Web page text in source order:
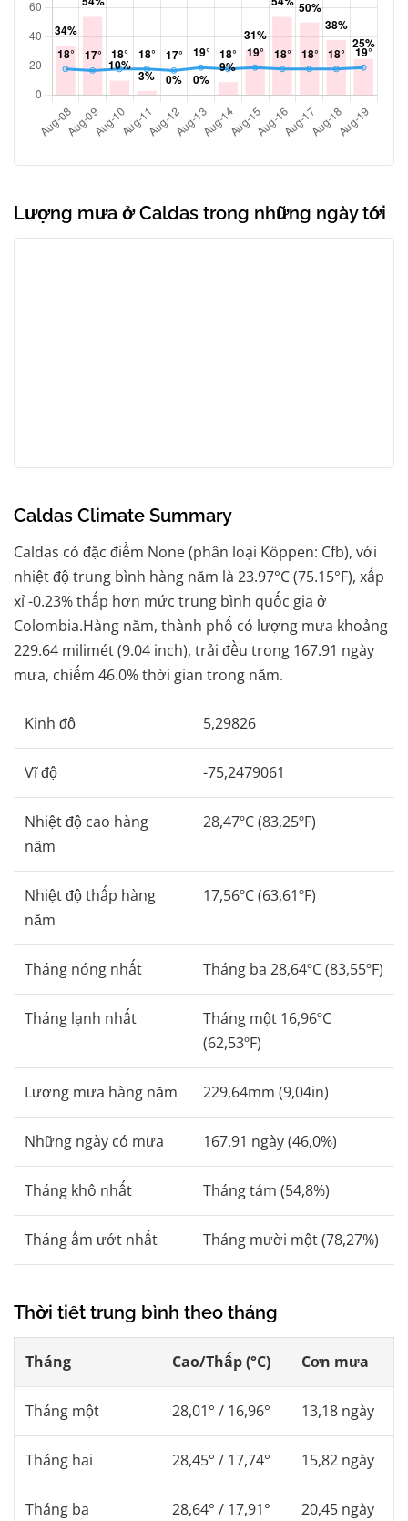
Lượng mưa ở Caldas trong những ngày tới
Caldas Climate Summary
Caldas có đặc điểm None (phân loại Köppen: Cfb), với
nhiệt độ trung bình hàng năm là 23.97°C (75.15°F), xấp
xỉ -0.23% thấp hơn mức trung bình quốc gia ở
Colombia.Hàng năm, thành phố có lượng mưa khoảng
229.64 milimét (9.04 inch), trải đều trong 167.91 ngày
mưa, chiếm 46.0% thời gian trong năm.
Kinh độ 5,29826
Vĩ độ -75,2479061
Nhiệt độ cao hàng
năm
28,47ºC (83,25ºF)
Nhiệt độ thấp hàng
năm
17,56ºC (63,61ºF)
Tháng nóng nhất Tháng ba 28,64ºC (83,55ºF)
Tháng lạnh nhất
Tháng một 16,96ºC
(62,53ºF)
Lượng mưa hàng năm 229,64mm (9,04in)
Những ngày có mưa 167,91 ngày (46,0%)
Tháng khô nhất Tháng tám (54,8%)
Tháng ẩm ướt nhất Tháng mười một (78,27%)
Thời tiết trung bình theo tháng
Tháng Cao/Thấp (°C) Cơn mưa
Tháng một 28,01° / 16,96° 13,18 ngày
Tháng hai 28,45° / 17,74° 15,82 ngày
Tháng ba 28,64° / 17,91° 20,45 ngày